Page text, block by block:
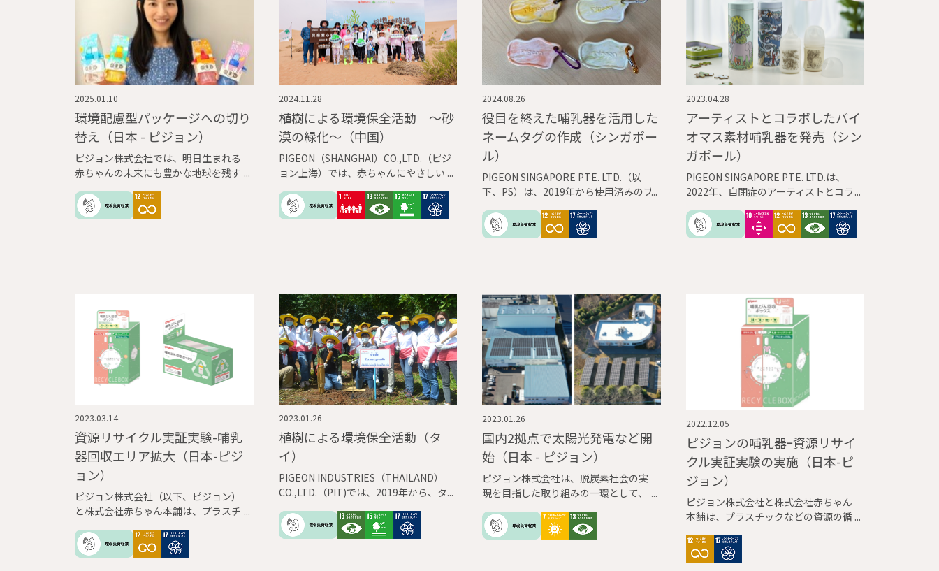
2025.01.10
環境配慮型パッケージへの切り
替え（日本 - ピジョン）
ピジョン株式会社では、明日生まれる
赤ちゃんの未来にも豊かな地球を残す
Action Plan」を策定し、環境負荷削減
に取り組んでいます。
2024.11.28
植樹による環境保全活動 ～砂
漠の緑化～（中国）
PIGEON（SHANGHAI）CO.,LTD.（ピジ
ョン上海）では、赤ちゃんにやさしい
となく心地よくいられる」実現のため
の取り組みの1つとして、砂漠での植樹
2024.08.26
役目を終えた哺乳器を活用した
ネームタグの作成（シンガポー
ル）
PIGEON SINGAPORE PTE. LTD.（以
下、PS）は、2019年から使用済みのプ
す。
2023.04.28
アーティストとコラボしたバイ
オマス素材哺乳器を発売（シン
ガポール）
PIGEON SINGAPORE PTE. LTD.は、
2022年、自閉症のアーティストとコラ
哺乳器の販売を開始しました。
2023.03.14
資源リサイクル実証実験-哺乳
器回収エリア拡大（日本-ピジ
ョン）
ピジョン株式会社（以下、ピジョン）
と株式会社赤ちゃん本舗は、プラスチ
て、関東エリアのアカチャンホンポ10
店舗において、ご家庭で使わなくなっ
2023.01.26
植樹による環境保全活動（タ
イ）
PIGEON INDUSTRIES（THAILAND）
CO.,LTD.（PIT)では、2019年から、タ
の下、チャチュンサオ県のタイ国有林
で植樹活動を行っています。この植樹活
2023.01.26
国内2拠点で太陽光発電など開
始（日本 - ピジョン）
ピジョン株式会社は、脱炭素社会の実
現を目指した取り組みの一環として、
稲敷郡）及び中央研究所（茨城県つく
ばみらい市）に自家消費型太陽光発電
2022.12.05
ピジョンの哺乳器ｰ資源リサイ
クル実証実験の実施（日本-ピ
ジョン）
ピジョン株式会社と株式会社赤ちゃん
本舗は、プラスチックなどの資源の循
カチャンホンポ10店舗において、ご家
庭で使わなくなったピジョンの哺乳器